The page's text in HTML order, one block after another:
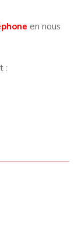
en nous
: